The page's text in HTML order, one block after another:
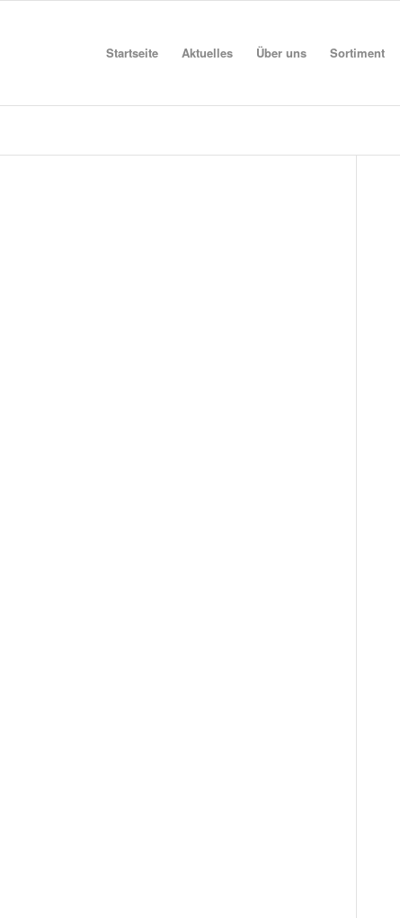
Startseite Aktuelles Über uns Sortiment